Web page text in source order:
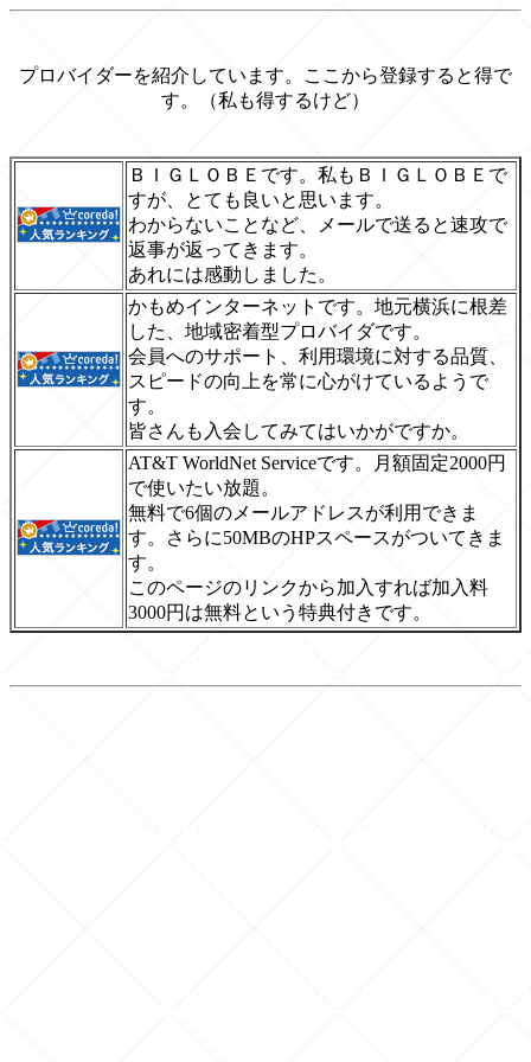
プロバイダーを紹介しています。ここから登録すると得で
す。（私も得するけど）
ＢＩＧＬＯＢＥです。私もＢＩＧＬＯＢＥで
すが、とても良いと思います。
わからないことなど、メールで送ると速攻で
返事が返ってきます。
あれには感動しました。
かもめインターネットです。地元横浜に根差
した、地域密着型プロバイダです。
会員へのサポート、利用環境に対する品質、
スピードの向上を常に心がけているようで
す。
皆さんも入会してみてはいかがですか。
AT&T WorldNet Serviceです。月額固定2000円
で使いたい放題。
無料で6個のメールアドレスが利用できま
す。さらに50MBのHPスペースがついてきま
す。
このページのリンクから加入すれば加入料
3000円は無料という特典付きです。